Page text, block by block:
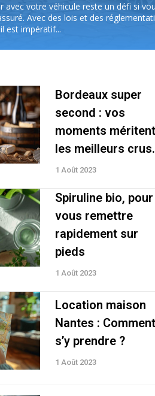
avec votre véhicule reste un défi si
Avec des lois et des
est impératif...
Bordeaux super
second : vos
moments méritent
les meilleurs crus.
1 Août 2023
Spiruline bio, pour
vous remettre
rapidement sur
pieds
1 Août 2023
Location maison
Nantes : Comment
s’y prendre ?
1 Août 2023